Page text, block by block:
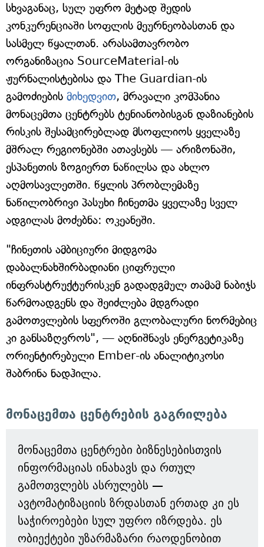
სხვაგანაც, სულ უფრო მეტად შედის
კონკურენციაში სოფლის მეურნეობასთან და
სასმელ წყალთან. არასამთავრობო
ორგანიზაცია SourceMaterial-ის
ჟურნალისტებისა და The Guardian-ის
გამოძიების მიხედვით, მრავალი კომპანია
მონაცემთა ცენტრებს ტენიანობისგან დაზიანების
რისკის შესამცირებლად მსოფლიოს ყველაზე
მშრალ რეგიონებში ათავსებს — არიზონაში,
ესპანეთის ზოგიერთ ნაწილსა და ახლო
აღმოსავლეთში. წყლის პრობლემაზე
ნაწილობრივი პასუხი ჩინეთმა ყველაზე სველ
ადგილას მოძებნა: ოკეანეში.
"ჩინეთის ამბიციური მიდგომა
დაბალნახშირბადიანი ციფრული
ინფრასტრუქტურისკენ გადადგმულ თამამ ნაბიჯს
წარმოადგენს და შეიძლება მდგრადი
გამოთვლების სფეროში გლობალური ნორმებიც
კი განსაზღვროს", — აღნიშნავს ენერგეტიკაზე
ორიენტირებული Ember-ის ანალიტიკოსი
შაბრინა ნადჰილა.
მონაცემთა ცენტრების გაგრილება
მონაცემთა ცენტრები ბიზნესებისთვის
ინფორმაციას ინახავს და რთულ
გამოთვლებს ასრულებს —
ავტომატიზაციის ზრდასთან ერთად კი ეს
საჭიროებები სულ უფრო იზრდება. ეს
ობიექტები უზარმაზარი რაოდენობით